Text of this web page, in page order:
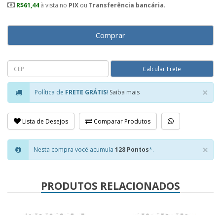
R$61,44 à vista no PIX ou Transferência bancária.
Comprar
×
Política de FRETE GRÁTIS! Saiba mais
Lista de Desejos Comparar Produtos
×
Nesta compra você acumula 128 Pontos*.
PRODUTOS RELACIONADOS